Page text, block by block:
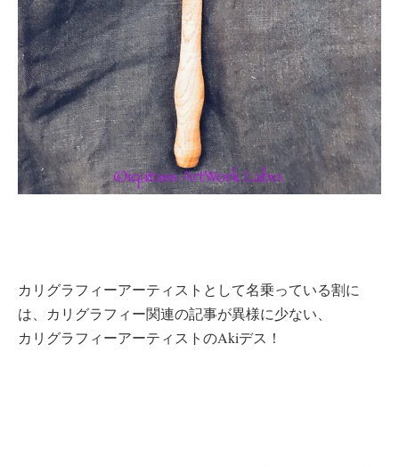
カリグラフィーアーティストとして名乗っている割に
は、カリグラフィー関連の記事が異様に少ない、
カリグラフィーアーティストのAkiデス！